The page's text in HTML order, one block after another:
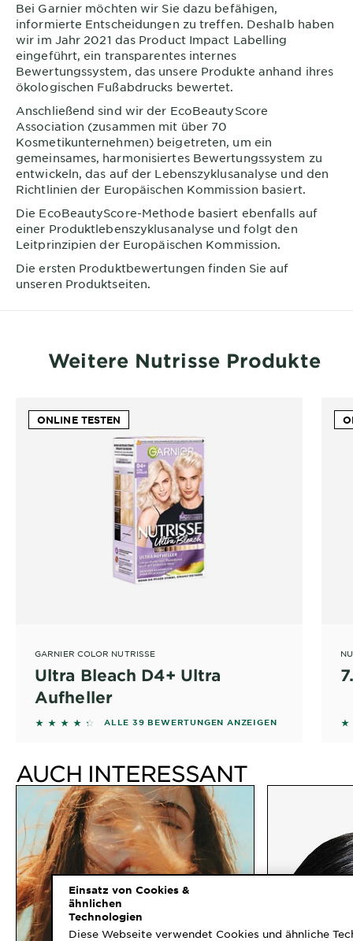
Bei Garnier möchten wir Sie dazu befähigen,
informierte Entscheidungen zu treffen. Deshalb haben
wir im Jahr 2021 das Product Impact Labelling
eingeführt, ein transparentes internes
Bewertungssystem, das unsere Produkte anhand ihres
ökologischen Fußabdrucks bewertet.
Anschließend sind wir der EcoBeautyScore
Association (zusammen mit über 70
Kosmetikunternehmen) beigetreten, um ein
gemeinsames, harmonisiertes Bewertungssystem zu
entwickeln, das auf der Lebenszyklusanalyse und den
Richtlinien der Europäischen Kommission basiert.
Die EcoBeautyScore-Methode basiert ebenfalls auf
einer Produktlebenszyklusanalyse und folgt den
Leitprinzipien der Europäischen Kommission.
Die ersten Produktbewertungen finden Sie auf
unseren Produktseiten.
Weitere Nutrisse Produkte
ONLINE TESTEN
GARNIER COLOR NUTRISSE
Ultra Bleach D4+ Ultra
Aufheller
4.2308 out of 5 stars based on reviews
ALLE 39 BEWERTUNGEN ANZEIGEN
AUCH INTERESSANT
Einsatz von Cookies &
ähnlichen
Technologien
Diese Webseite verwendet Cookies und ähnliche